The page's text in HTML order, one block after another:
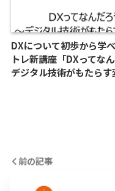
DXについて初歩から学
トレ新講座「DXってな
デジタル技術がもたらす
前の記事